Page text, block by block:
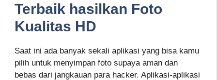
Terbaik hasilkan Foto
Kualitas HD
Saat ini ada banyak sekali aplikasi yang bisa kamu
pilih untuk menyimpan foto supaya aman dan
bebas dari jangkauan para hacker. Aplikasi-aplikasi